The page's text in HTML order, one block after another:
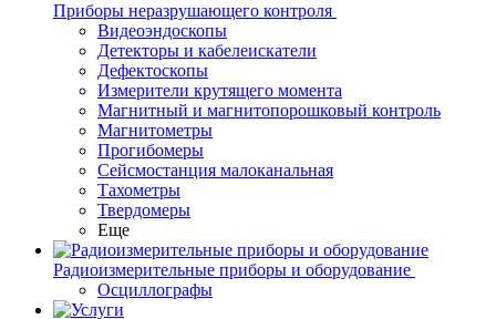
Приборы неразрушающего контроля
Видеоэндоскопы
Детекторы и кабелеискатели
Дефектоскопы
Измерители крутящего момента
Магнитный и магнитопорошковый контроль
Магнитометры
Прогибомеры
Сейсмостанция малоканальная
Тахометры
Твердомеры
Еще
Радиоизмерительные приборы и оборудование
Осциллографы